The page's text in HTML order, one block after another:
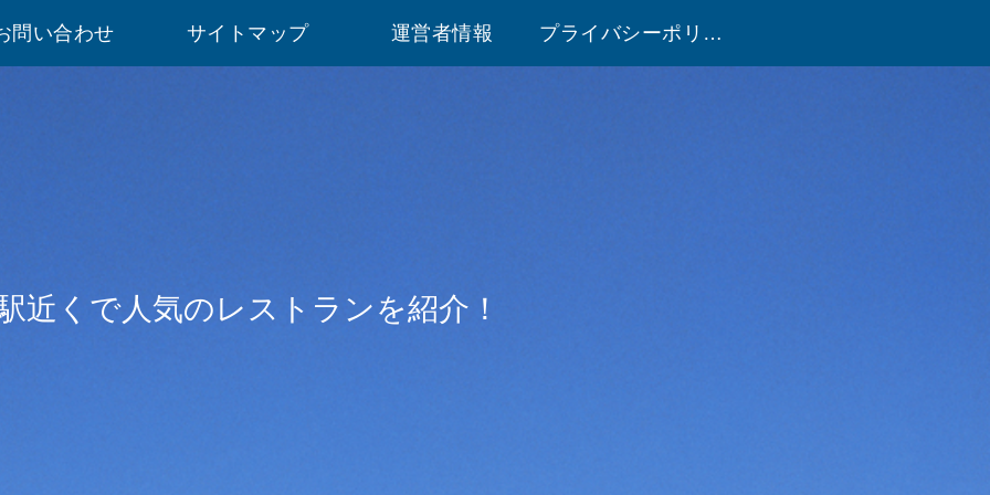
近くで人気のレストランを紹介！
問い合わせ サイトマップ 運営者情報 プライバシーポリシー